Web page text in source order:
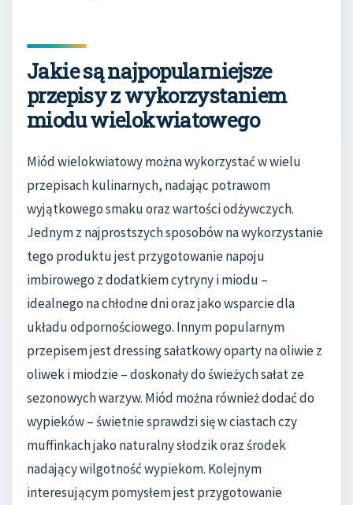
Jakie są najpopularniejsze
przepisy z wykorzystaniem
miodu wielokwiatowego
Miód wielokwiatowy można wykorzystać w wielu
przepisach kulinarnych, nadając potrawom
wyjątkowego smaku oraz wartości odżywczych.
Jednym z najprostszych sposobów na wykorzystanie
tego produktu jest przygotowanie napoju
imbirowego z dodatkiem cytryny i miodu –
idealnego na chłodne dni oraz jako wsparcie dla
układu odpornościowego. Innym popularnym
przepisem jest dressing sałatkowy oparty na oliwie z
oliwek i miodzie – doskonały do świeżych sałat ze
sezonowych warzyw. Miód można również dodać do
wypieków – świetnie sprawdzi się w ciastach czy
muffinkach jako naturalny słodzik oraz środek
nadający wilgotność wypiekom. Kolejnym
interesującym pomysłem jest przygotowanie